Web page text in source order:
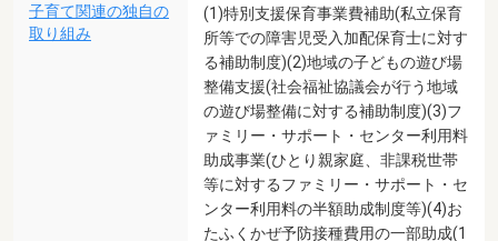
子育て関連の独自の
取り組み
(1)特別支援保育事業費補助(私立保育
所等での障害児受入加配保育士に対す
る補助制度)(2)地域の子どもの遊び場
整備支援(社会福祉協議会が行う地域
の遊び場整備に対する補助制度)(3)フ
ァミリー・サポート・センター利用料
助成事業(ひとり親家庭、非課税世帯
等に対するファミリー・サポート・セ
ンター利用料の半額助成制度等)(4)お
たふくかぜ予防接種費用の一部助成(1